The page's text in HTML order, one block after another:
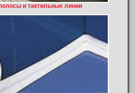
и тактильные линии